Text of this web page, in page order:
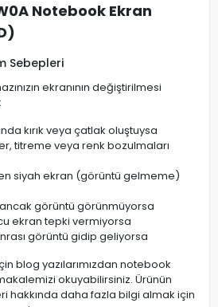
Notebook Ekran
Sebepleri
ekranının değiştirilmesi
kırık veya çatlak oluştuysa
titreme veya renk bozulmaları
siyah ekran (görüntü gelmeme)
ancak görüntü görünmüyorsa
ekran tepki vermiyorsa
görüntü gidip geliyorsa
blog yazılarımızdan notebook
okuyabilirsiniz. Ürünün
hakkında daha fazla bilgi almak için